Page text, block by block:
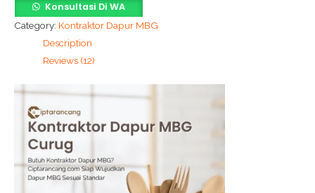
Konsultasi Di WA
Category: Kontraktor Dapur MBG
Description
Reviews (12)